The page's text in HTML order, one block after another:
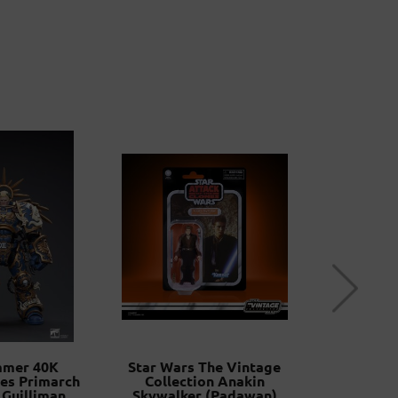
40K
Primarch
Star Wars The Vintage
Collection Anakin